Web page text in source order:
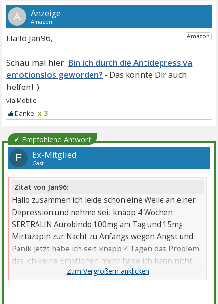
A
Hallo Jan96,
Bin ich durch die Antidepressiva
emotionslos geworden?
x 3
✔ Empfohlene Antwort
E Ex-Mitglied
Gast
Zitat von Jan96:
Hallo zusammen ich leide schon eine Weile an einer
Depression und nehme seit knapp 4 Wochen
SERTRALIN Aurobindo 100mg am Tag und 15mg
Mirtazapin zur Nacht zu Anfangs wegen Angst und
Panik jetzt habe ich seit knapp 4 Tagen das Problem
das ich keine Emotionen mehr habe ich kann nicht
mehr weinen oder mich Freuen morgens ist es am